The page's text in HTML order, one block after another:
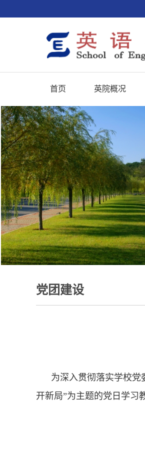
首页 英院概况
党团建设
为深入贯彻落实学校党
开新局”为主题的党日学习